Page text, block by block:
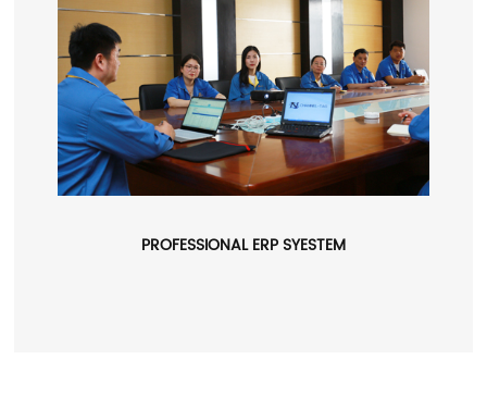
PROFESSIONAL ERP SYESTEM